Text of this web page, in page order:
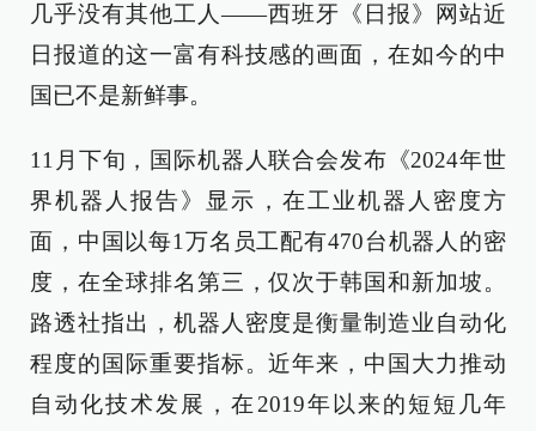
几乎没有其他工人——西班牙《日报》网站近
日报道的这一富有科技感的画面，在如今的中
国已不是新鲜事。
11月下旬，国际机器人联合会发布《2024年世
界机器人报告》显示，在工业机器人密度方
面，中国以每1万名员工配有470台机器人的密
度，在全球排名第三，仅次于韩国和新加坡。
路透社指出，机器人密度是衡量制造业自动化
程度的国际重要指标。近年来，中国大力推动
自动化技术发展，在2019年以来的短短几年